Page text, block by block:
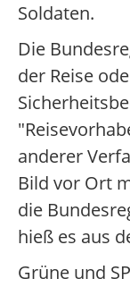
Soldaten.
Die
der Reise
anderer
Bild vor Ort
die
hieß es aus
Grüne und